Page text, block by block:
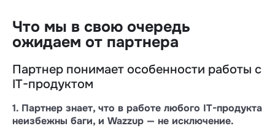
Что мы в свою очередь
ожидаем от партнера
Партнер понимает особенности работы с
IT-продуктом
1. Партнер знает, что в работе любого IT-продукта
неизбежны баги, и Wazzup — не исключение.